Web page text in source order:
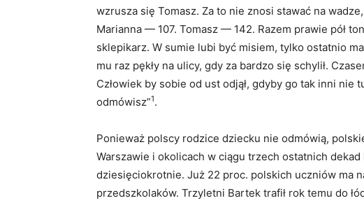
wzrusza się Tomasz. Za to nie znosi stawać na
Marianna — 107. Tomasz — 142. Razem prawie pół
sklepikarz. W sumie lubi być misiem, tylko ostatnio
mu raz pękły na ulicy, gdy za bardzo się schylił.
Człowiek by sobie od ust odjął, gdyby go tak inni nie
odmówisz”1.
Ponieważ polscy rodzice dziecku nie odmówią,
Warszawie i okolicach w ciągu trzech ostatnich
dziesięciokrotnie. Już 22 proc. polskich uczniów ma
przedszkolaków. Trzyletni Bartek trafił rok temu do